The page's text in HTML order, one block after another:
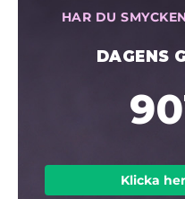
HAR DU
DAGENS
Klicka